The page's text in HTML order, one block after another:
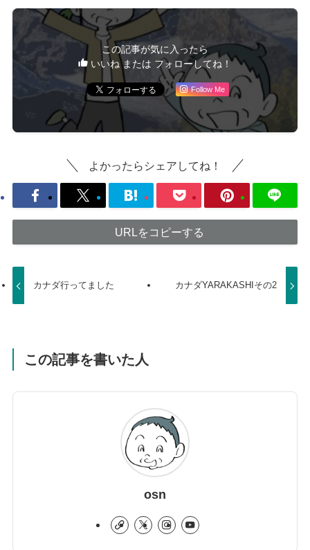
この記事が気に入ったら
いいね または フォローしてね！
Follow Me
よかったらシェアしてね！
URLをコピーする
カナダ行ってました カナダYARAKASHIその2
この記事を書いた人
osn